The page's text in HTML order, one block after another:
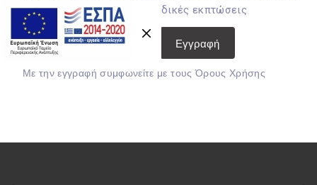
και κερδίστε μοναδικές εκπτώσεις
Mε την εγγραφή συμφωνείτε με τουςΌρους Χρήσης